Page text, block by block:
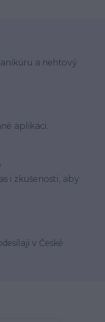
a nehtový
aplikaci.
i zkušenosti, aby
v České